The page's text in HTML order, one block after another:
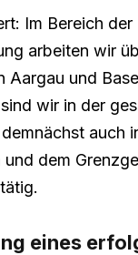
Im Bereich der
arbeiten wir
Aargau und
wir in der
auch
und dem
eines